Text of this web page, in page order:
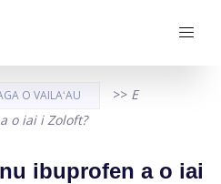
O VAILAʻAU >> E
o iai i Zoloft?
ibuprofen a o iai